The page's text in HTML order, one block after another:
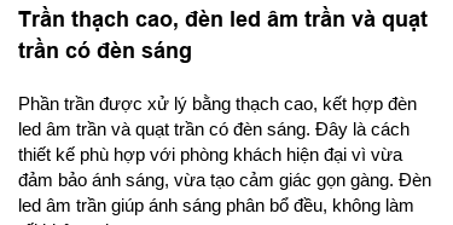
Trần thạch cao, đèn led âm trần và quạt
trần có đèn sáng
Phần trần được xử lý bằng thạch cao, kết hợp đèn
led âm trần và quạt trần có đèn sáng. Đây là cách
thiết kế phù hợp với phòng khách hiện đại vì vừa
đảm bảo ánh sáng, vừa tạo cảm giác gọn gàng. Đèn
led âm trần giúp ánh sáng phân bổ đều, không làm